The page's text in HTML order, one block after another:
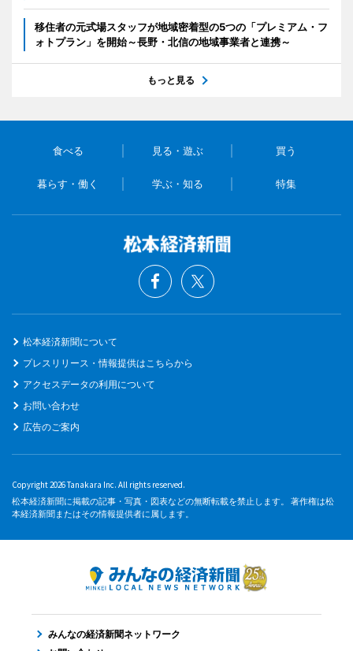
移住者の元式場スタッフが地域密着型の5つの「プレミアム・フ
ォトプラン」を開始～長野・北信の地域事業者と連携～
もっと見る
食べる 見る・遊ぶ 買う
暮らす・働く 学ぶ・知る 特集
松本経済新聞について
プレスリリース・情報提供はこちらから
アクセスデータの利用について
お問い合わせ
広告のご案内
Copyright 2026 Tanakara Inc. All rights reserved.
松本経済新聞に掲載の記事・写真・図表などの無断転載を禁止します。 著作権は松
本経済新聞またはその情報提供者に属します。
みんなの経済新聞ネットワーク